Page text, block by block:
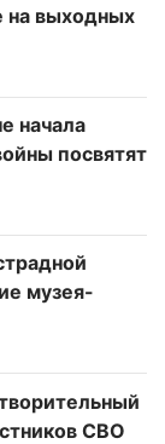
на выходных
начала
посвятят
музея-
СВО